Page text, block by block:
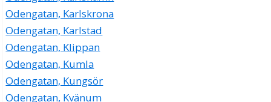
Odengatan, Karlskrona
Odengatan, Karlstad
Odengatan, Klippan
Odengatan, Kumla
Odengatan, Kungsör
Odengatan, Kvänum